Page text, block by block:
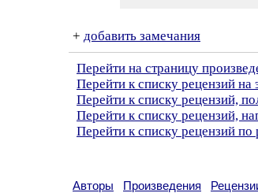
+ добавить замечания
Перейти на страницу
Перейти к списку рецензий на
Перейти к списку рецензий,
Перейти к списку рецензий,
Перейти к списку рецензий по
Авторы Произведения